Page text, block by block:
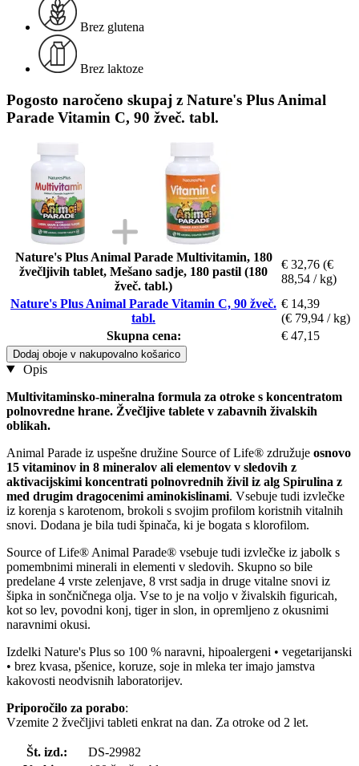
Brez glutena
Brez laktoze
Pogosto naročeno skupaj z Nature's Plus Animal
Parade Vitamin C, 90 žveč. tabl.
Nature's Plus Animal Parade Multivitamin, 180
žvečljivih tablet, Mešano sadje, 180 pastil (180
žveč. tabl.)
€ 32,76 (€
88,54 / kg)
Nature's Plus Animal Parade Vitamin C, 90 žveč.
tabl.
€ 14,39
(€ 79,94 / kg)
Skupna cena:
€ 47,15
Dodaj oboje v nakupovalno košarico
Opis
Multivitaminsko-mineralna formula za otroke s koncentratom
polnovredne hrane. Žvečljive tablete v zabavnih živalskih
oblikah.
Animal Parade iz uspešne družine Source of Life® združuje osnovo
15 vitaminov in 8 mineralov ali elementov v sledovih z
aktivacijskimi koncentrati polnovrednih živil iz alg Spirulina z
med drugim dragocenimi aminokislinami. Vsebuje tudi izvlečke
iz korenja s karotenom, brokoli s svojim profilom koristnih vitalnih
snovi. Dodana je bila tudi špinača, ki je bogata s klorofilom.
Source of Life® Animal Parade® vsebuje tudi izvlečke iz jabolk s
pomembnimi minerali in elementi v sledovih. Skupno so bile
predelane 4 vrste zelenjave, 8 vrst sadja in druge vitalne snovi iz
šipka in sončničnega olja. Vse to je na voljo v živalskih figuricah,
kot so lev, povodni konj, tiger in slon, in opremljeno z okusnimi
naravnimi okusi.
Izdelki Nature's Plus so 100 % naravni, hipoalergeni • vegetarijanski
• brez kvasa, pšenice, koruze, soje in mleka ter imajo jamstva
kakovosti neodvisnih laboratorijev.
Priporočilo za porabo:
Vzemite 2 žvečljivi tableti enkrat na dan. Za otroke od 2 let.
Št. izd.:
DS-29982